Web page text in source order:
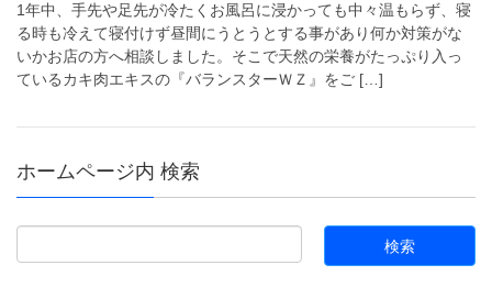
1年中、手先や足先が冷たくお風呂に浸かっても中々温もらず、寝
る時も冷えて寝付けず昼間にうとうとする事があり何か対策がな
いかお店の方へ相談しました。そこで天然の栄養がたっぷり入っ
ているカキ肉エキスの『バランスターＷＺ』をご […]
ホームページ内 検索